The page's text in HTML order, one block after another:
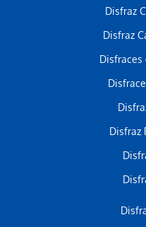
Disfraz
Disfraz
Disfraces
Disfraz